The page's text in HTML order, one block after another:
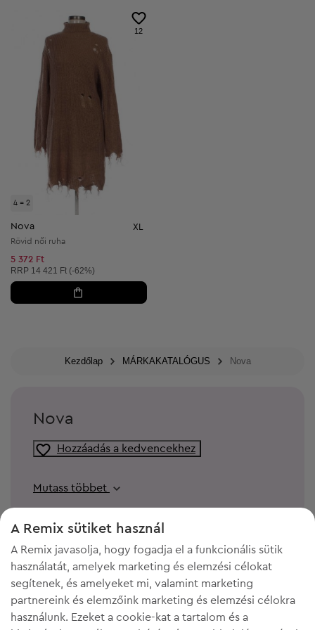
4 = 2
12
Nova XL
Rövid női ruha
5 372 Ft
Ajánlott ár:
RRP 14 421 Ft (-62%)
Kezdőlap MÁRKAKATALÓGUS Nova
Nova
Hozzáadás a kedvencekhez
Mutass többet
A Remix sütiket használ
A Remix javasolja, hogy fogadja el a funkcionális sütik
használatát, amelyek marketing és elemzési célokat
segítenek, és amelyeket mi, valamint marketing
partnereink és elemzőink marketing és elemzési célokra
használunk. Ezeket a cookie-kat a tartalom és a